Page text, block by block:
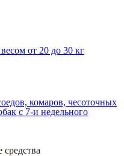
от 20 до 30 кг
комаров, чесоточных
с 7-и недельного